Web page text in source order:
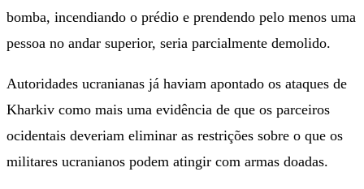
bomba, incendiando o prédio e prendendo pelo menos uma
pessoa no andar superior, seria parcialmente demolido.
Autoridades ucranianas já haviam apontado os ataques de
Kharkiv como mais uma evidência de que os parceiros
ocidentais deveriam eliminar as restrições sobre o que os
militares ucranianos podem atingir com armas doadas.